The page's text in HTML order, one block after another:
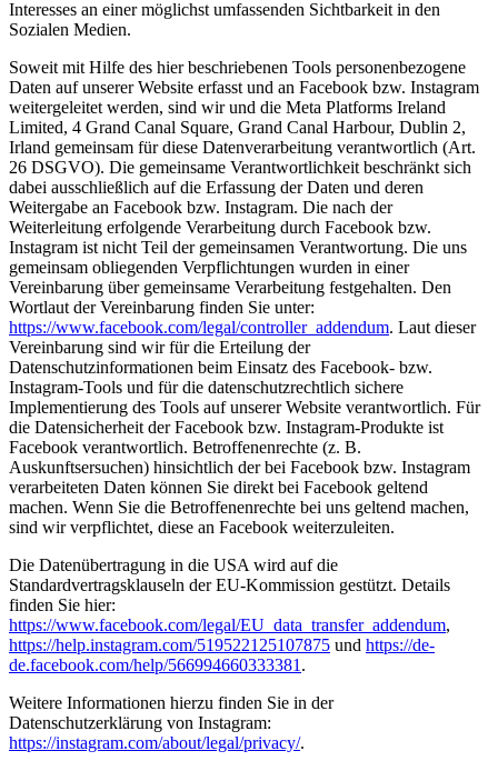
Interesses an einer möglichst umfassenden Sichtbarkeit in den
Sozialen Medien.
Soweit mit Hilfe des hier beschriebenen Tools personenbezogene
Daten auf unserer Website erfasst und an Facebook bzw. Instagram
weitergeleitet werden, sind wir und die Meta Platforms Ireland
Limited, 4 Grand Canal Square, Grand Canal Harbour, Dublin 2,
Irland gemeinsam für diese Datenverarbeitung verantwortlich (Art.
26 DSGVO). Die gemeinsame Verantwortlichkeit beschränkt sich
dabei ausschließlich auf die Erfassung der Daten und deren
Weitergabe an Facebook bzw. Instagram. Die nach der
Weiterleitung erfolgende Verarbeitung durch Facebook bzw.
Instagram ist nicht Teil der gemeinsamen Verantwortung. Die uns
gemeinsam obliegenden Verpflichtungen wurden in einer
Vereinbarung über gemeinsame Verarbeitung festgehalten. Den
Wortlaut der Vereinbarung finden Sie unter:
https://www.facebook.com/legal/controller_addendum. Laut dieser
Vereinbarung sind wir für die Erteilung der
Datenschutzinformationen beim Einsatz des Facebook- bzw.
Instagram-Tools und für die datenschutzrechtlich sichere
Implementierung des Tools auf unserer Website verantwortlich. Für
die Datensicherheit der Facebook bzw. Instagram-Produkte ist
Facebook verantwortlich. Betroffenenrechte (z. B.
Auskunftsersuchen) hinsichtlich der bei Facebook bzw. Instagram
verarbeiteten Daten können Sie direkt bei Facebook geltend
machen. Wenn Sie die Betroffenenrechte bei uns geltend machen,
sind wir verpflichtet, diese an Facebook weiterzuleiten.
Die Datenübertragung in die USA wird auf die
Standardvertragsklauseln der EU-Kommission gestützt. Details
finden Sie hier:
https://www.facebook.com/legal/EU_data_transfer_addendum,
https://help.instagram.com/519522125107875 und https://de-
de.facebook.com/help/566994660333381 .
Weitere Informationen hierzu finden Sie in der
Datenschutzerklärung von Instagram:
https://instagram.com/about/legal/privacy/.